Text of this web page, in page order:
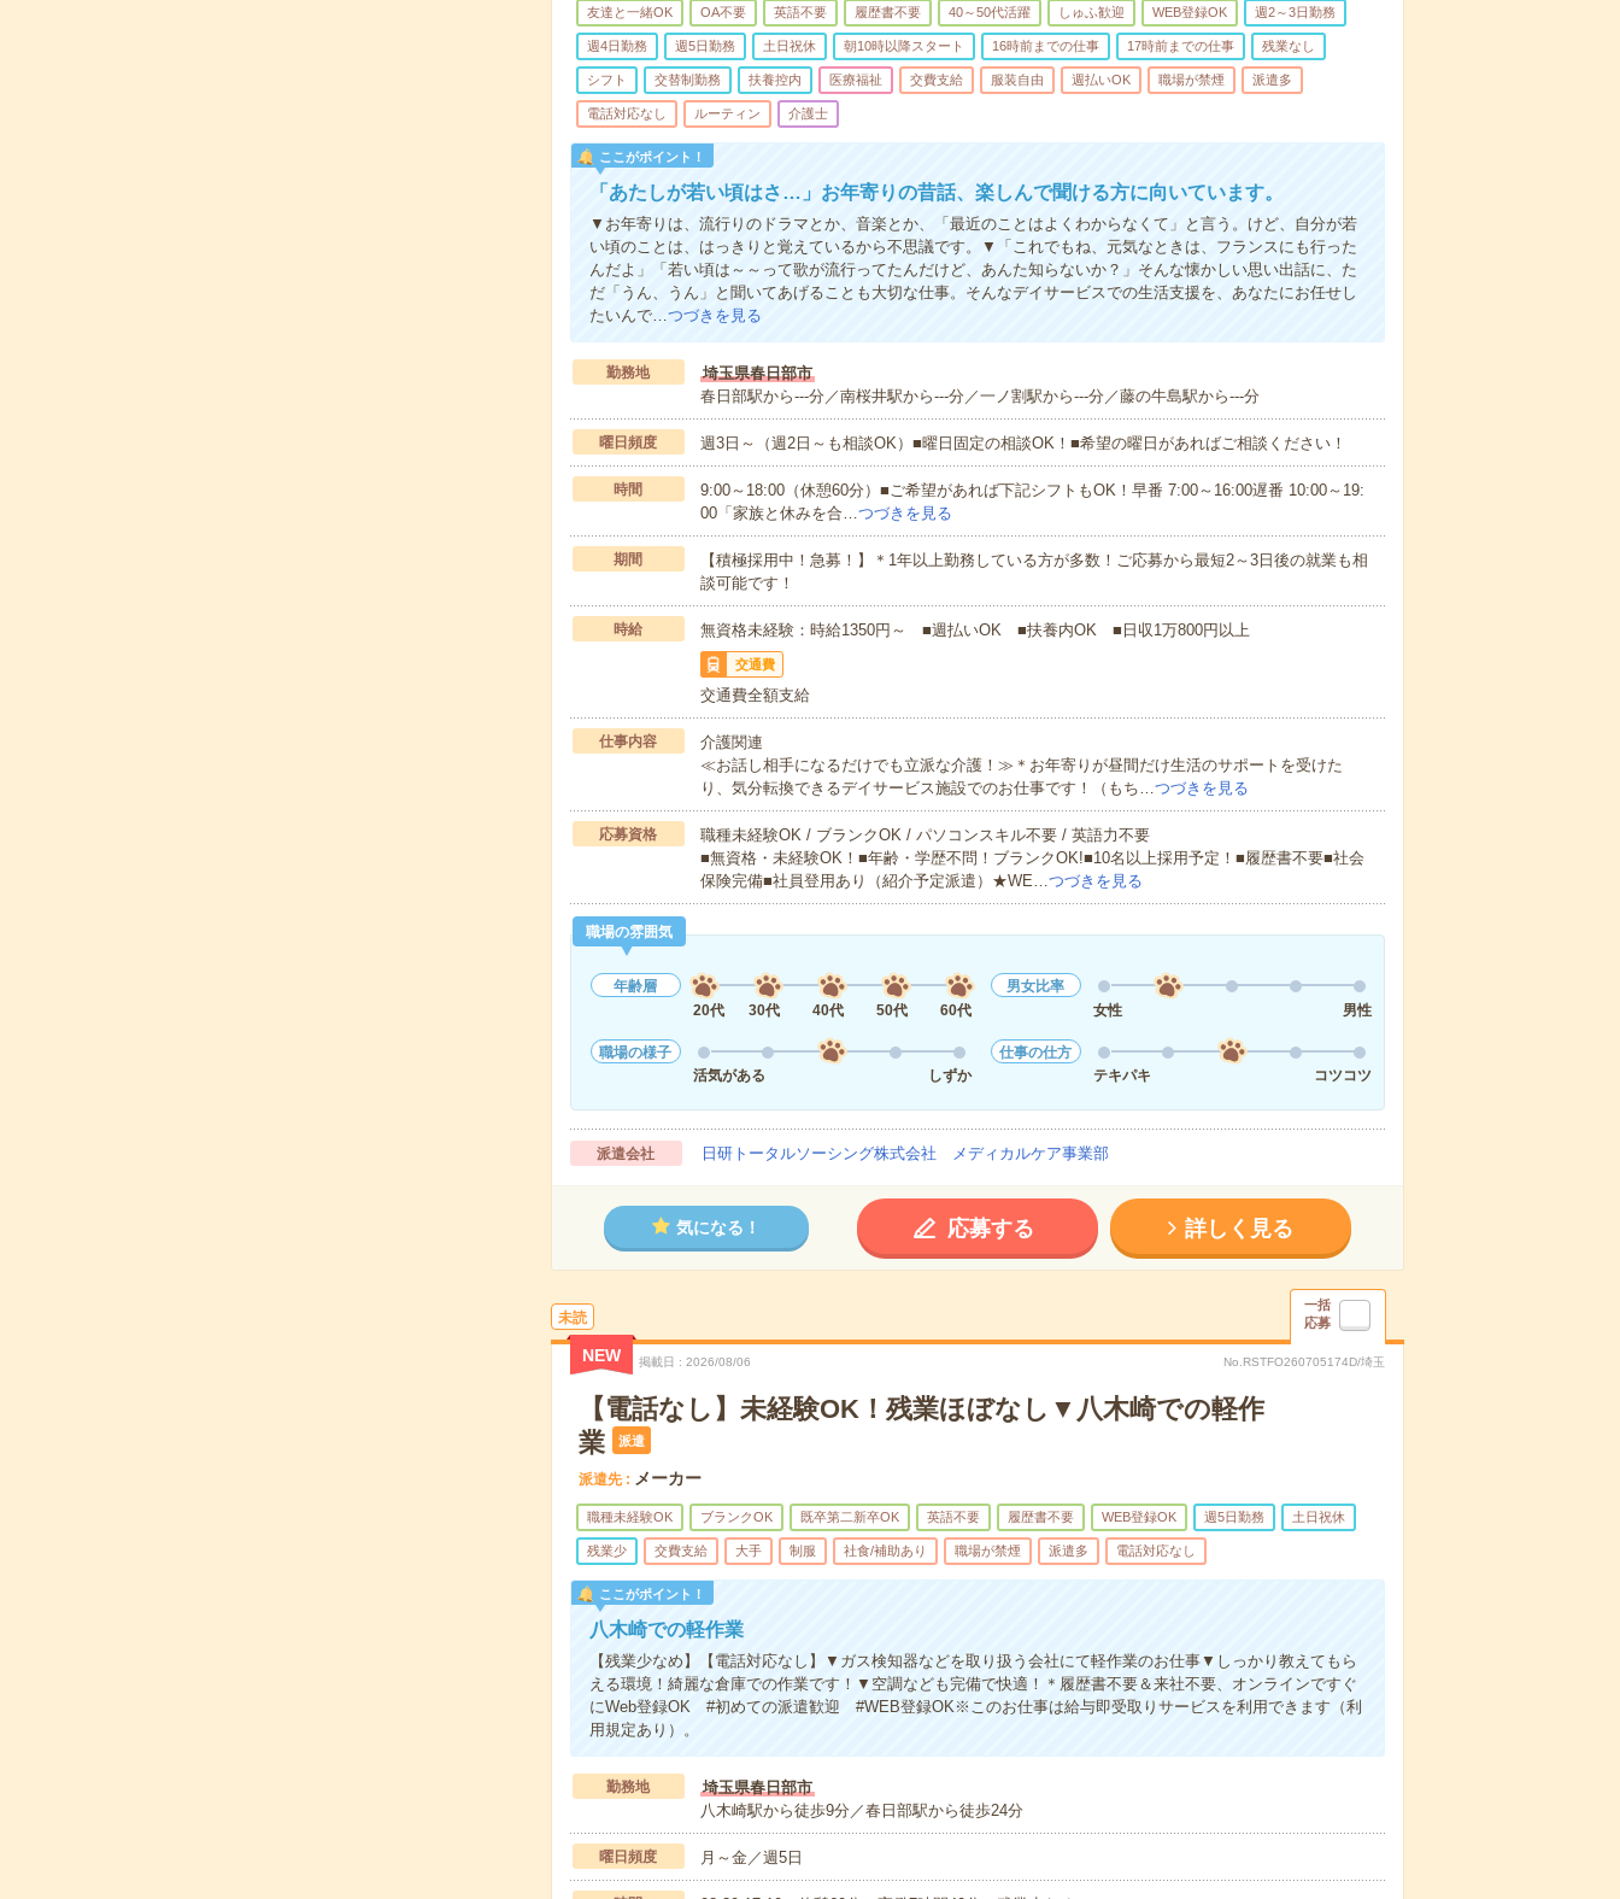
友達と一緒OK OA不要 英語不要 履歴書不要 40～50代活躍 しゅふ歓迎 WEB登録OK 週2～3日勤務
週4日勤務 週5日勤務 土日祝休 朝10時以降スタート 16時前までの仕事 17時前までの仕事 残業なし
シフト 交替制勤務 扶養控内 医療福祉 交費支給 服装自由 週払いOK 職場が禁煙 派遣多
電話対応なし ルーティン 介護士
ここがポイント！
「あたしが若い頃はさ…」お年寄りの昔話、楽しんで聞ける方に向いています。
▼お年寄りは、流行りのドラマとか、音楽とか、「最近のことはよくわからなくて」と言う。けど、自分が若
い頃のことは、はっきりと覚えているから不思議です。▼「これでもね、元気なときは、フランスにも行った
んだよ」「若い頃は～～って歌が流行ってたんだけど、あんた知らないか？」そんな懐かしい思い出話に、た
だ「うん、うん」と聞いてあげることも大切な仕事。そんなデイサービスでの生活支援を、あなたにお任せし
たいんで…つづきを見る
勤務地
埼玉県春日部市
春日部駅から---分／南桜井駅から---分／一ノ割駅から---分／藤の牛島駅から---分
曜日頻度 週3日～（週2日～も相談OK）■曜日固定の相談OK！■希望の曜日があればご相談ください！
時間
9:00～18:00（休憩60分）■ご希望があれば下記シフトもOK！早番 7:00～16:00遅番 10:00～19:
00「家族と休みを合…つづきを見る
期間
【積極採用中！急募！】＊1年以上勤務している方が多数！ご応募から最短2～3日後の就業も相
談可能です！
時給 無資格未経験：時給1350円～ ■週払いOK ■扶養内OK ■日収1万800円以上
交通費
交通費全額支給
仕事内容
介護関連
≪お話し相手になるだけでも立派な介護！≫＊お年寄りが昼間だけ生活のサポートを受けた
り、気分転換できるデイサービス施設でのお仕事です！（もち…つづきを見る
応募資格
職種未経験OK / ブランクOK / パソコンスキル不要 / 英語力不要
■無資格・未経験OK！■年齢・学歴不問！ブランクOK!■10名以上採用予定！■履歴書不要■社会
保険完備■社員登用あり（紹介予定派遣）★WE…つづきを見る
職場の雰囲気
年齢層
20代
30代 40代 50代 60代
男女比率
女性
男性
職場の様子
活気がある
しずか
仕事の仕方
テキパキ
コツコツ
派遣会社 日研トータルソーシング株式会社 メディカルケア事業部
気になる！ 応募する 詳しく見る
未読
一括
応募
NEW 掲載日 2026/08/06 No.RSTFO260705174D/埼玉
【電話なし】未経験OK！残業ほぼなし▼八木崎での軽作
業
派遣
派遣先 メーカー
職種未経験OK ブランクOK 既卒第二新卒OK 英語不要 履歴書不要 WEB登録OK 週5日勤務 土日祝休
残業少 交費支給 大手 制服 社食/補助あり 職場が禁煙 派遣多 電話対応なし
ここがポイント！
八木崎での軽作業
【残業少なめ】【電話対応なし】▼ガス検知器などを取り扱う会社にて軽作業のお仕事▼しっかり教えてもら
える環境！綺麗な倉庫での作業です！▼空調なども完備で快適！＊履歴書不要＆来社不要、オンラインですぐ
にWeb登録OK #初めての派遣歓迎 #WEB登録OK※このお仕事は給与即受取りサービスを利用できます（利
用規定あり）。
勤務地
埼玉県春日部市
八木崎駅から徒歩9分／春日部駅から徒歩24分
曜日頻度 月～金／週5日